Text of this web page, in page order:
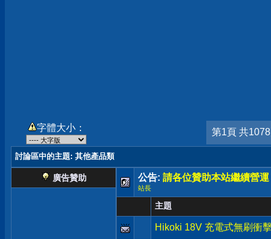
字體大小： 第1頁 共
討論區中的主題: 其他產品類
廣告贊助 公告: 請各位贊助本站繼續營運
站長
主題
Hikoki 18V 充電式無刷衝